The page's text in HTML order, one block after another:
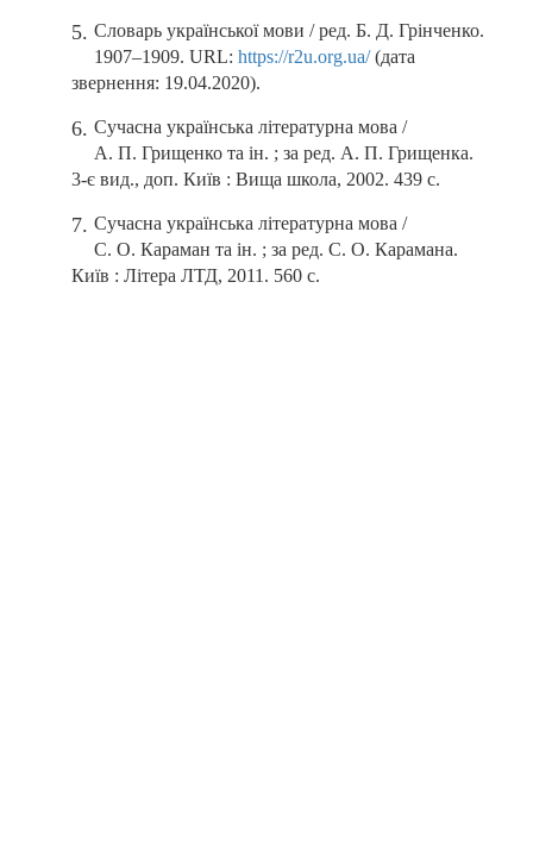
Словарь української мови / ред. Б. Д. Грінченко.
1907–1909. URL: https://r2u.org.ua/(дата
звернення: 19.04.2020).
Сучасна українська літературна мова /
А. П. Грищенко та ін. ; за ред. А. П. Грищенка.
3-є вид., доп. Київ : Вища школа, 2002. 439 с.
Сучасна українська літературна мова /
С. О. Караман та ін. ; за ред. С. О. Карамана.
Київ : Літера ЛТД, 2011. 560 с.